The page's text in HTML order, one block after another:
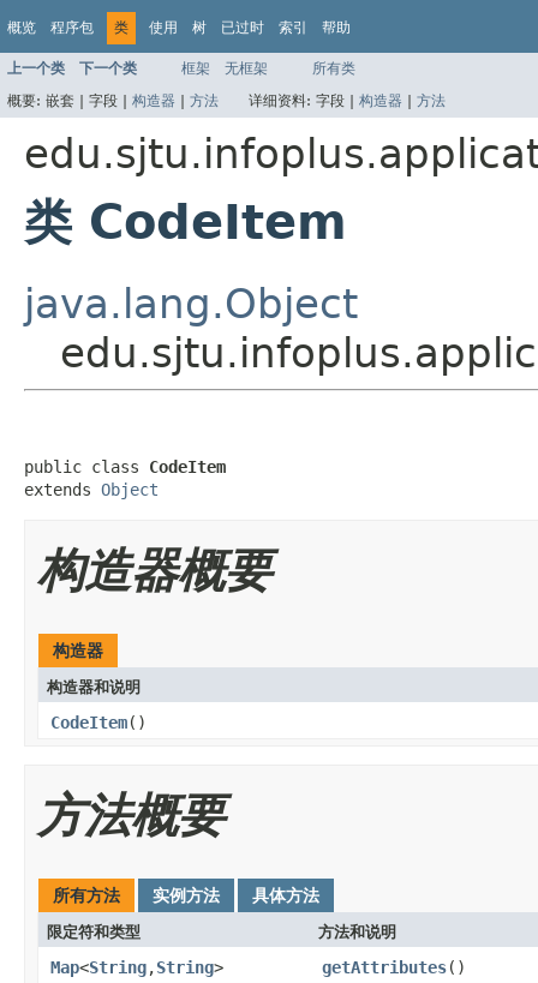
概览 程序包 类 使用 树 已过时 索引 帮助
上一个类 下一个类 框架 无框架
所有类
概要: 嵌套 | 字段 | 构造器 | 方法 详细资料: 字段 | 构造器 | 方法
类 CodeItem
java.lang.Object
public class CodeItem
extends Object
构造器概要
构造器
构造器和说明
CodeItem()
方法概要
所有方法 实例方法 具体方法
限定符和类型 方法和说明
Map<String,String> getAttributes()